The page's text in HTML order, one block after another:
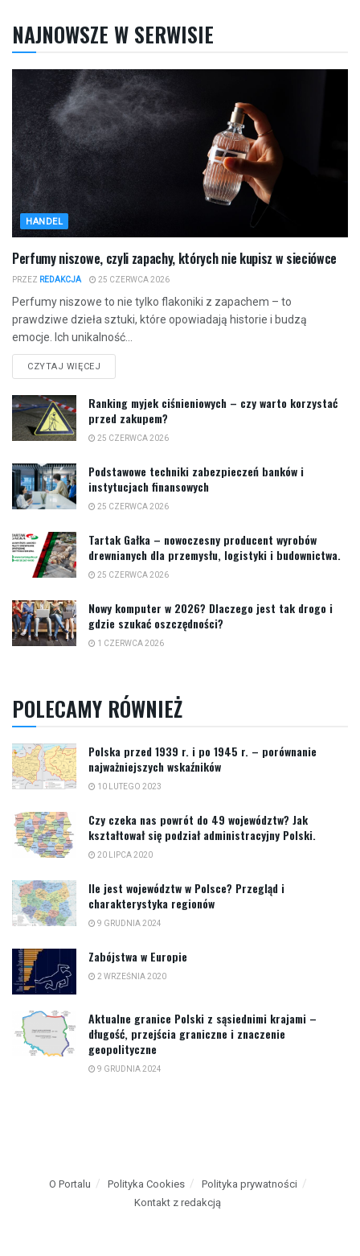
NAJNOWSZE W SERWISIE
HANDEL
Perfumy niszowe, czyli zapachy, których nie kupisz w sieciówce
PRZEZ REDAKCJA 25 CZERWCA 2026
Perfumy niszowe to nie tylko flakoniki z zapachem – to
prawdziwe dzieła sztuki, które opowiadają historie i budzą
emocje. Ich unikalność...
CZYTAJ WIĘCEJ
Ranking myjek ciśnieniowych – czy warto korzystać
przed zakupem?
25 CZERWCA 2026
Podstawowe techniki zabezpieczeń banków i
instytucjach finansowych
25 CZERWCA 2026
Tartak Gałka – nowoczesny producent wyrobów
drewnianych dla przemysłu, logistyki i budownictwa.
25 CZERWCA 2026
Nowy komputer w 2026? Dlaczego jest tak drogo i
gdzie szukać oszczędności?
1 CZERWCA 2026
POLECAMY RÓWNIEŻ
Polska przed 1939 r. i po 1945 r. – porównanie
najważniejszych wskaźników
10 LUTEGO 2023
Czy czeka nas powrót do 49 województw? Jak
kształtował się podział administracyjny Polski.
20 LIPCA 2020
Ile jest województw w Polsce? Przegląd i
charakterystyka regionów
9 GRUDNIA 2024
Zabójstwa w Europie
2 WRZEŚNIA 2020
Aktualne granice Polski z sąsiednimi krajami –
długość, przejścia graniczne i znaczenie
geopolityczne
9 GRUDNIA 2024
O Portalu Polityka Cookies
Polityka prywatności
Kontakt z redakcją